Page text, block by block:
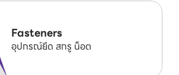
Fasteners
อุปกรณ์ยึด สกรู น็อต